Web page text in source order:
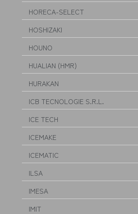
HORECA-SELECT
HOSHIZAKI
HOUNO
HUALIAN (HMR)
HURAKAN
ICB TECNOLOGIE S.R.L.
ICE TECH
ICEMAKE
ICEMATIC
ILSA
IMESA
IMIT